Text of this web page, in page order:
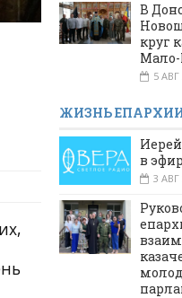
В
круг
Мало-
5 АВГ
ЖИЗНЬ
в
3 АВГ